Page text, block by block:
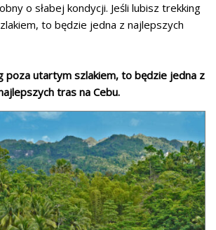
o słabej kondycji. Jeśli lubisz trekking
to będzie jedna z najlepszych
poza utartym szlakiem, to będzie jedna z
tras na Cebu.